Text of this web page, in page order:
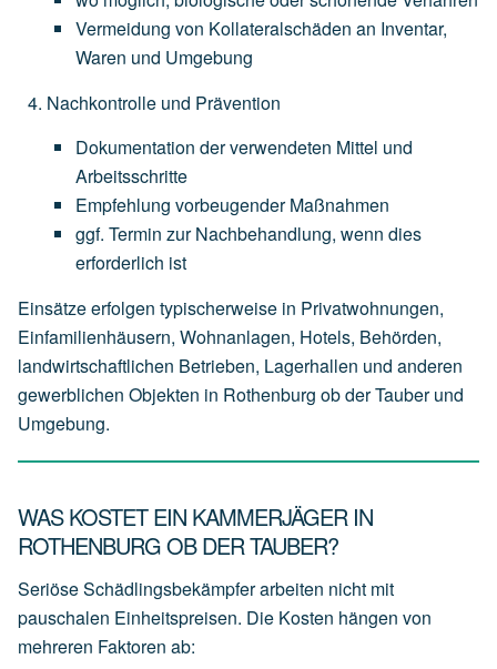
Vermeidung von Kollateralschäden an Inventar,
Waren und Umgebung
Nachkontrolle und Prävention
Dokumentation derverwendeten Mittel und
Arbeitsschritte
Empfehlung vorbeugender Maßnahmen
ggf. Termin zur Nachbehandlung, wenn dies
erforderlich ist
Einsätze erfolgen typischerweise in Privatwohnungen,
Einfamilienhäusern, Wohnanlagen, Hotels, Behörden,
landwirtschaftlichen Betrieben, Lagerhallen und anderen
gewerblichen Objekten in Rothenburg ob der Tauber und
Umgebung.
WAS KOSTET EIN KAMMERJÄGER IN
ROTHENBURG OB DER TAUBER?
Seriöse Schädlingsbekämpfer arbeiten nicht mit
pauschalen Einheitspreisen. Die Kosten hängen von
mehreren Faktoren ab: